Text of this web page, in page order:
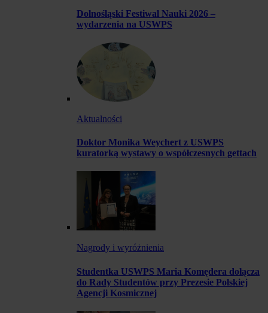
Dolnośląski Festiwal Nauki 2026 –
wydarzenia na USWPS
Aktualności
Doktor Monika Weychert z USWPS
kuratorką wystawy o współczesnych gettach
Nagrody i wyróżnienia
Studentka USWPS Maria Komędera dołącza
do Rady Studentów przy Prezesie Polskiej
Agencji Kosmicznej